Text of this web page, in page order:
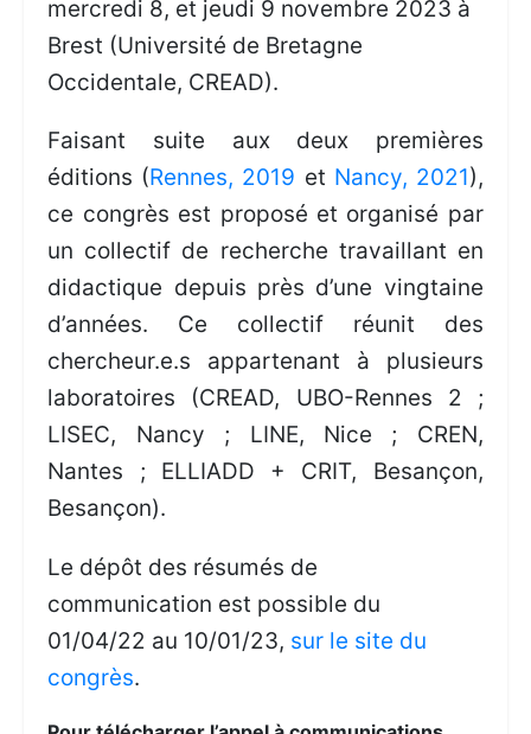
mercredi 8, et jeudi 9 novembre 2023 à
Brest (Université de Bretagne
Occidentale, CREAD).
Faisant suite aux deux premières
éditions (Rennes, 2019 et Nancy, 2021),
ce congrès est proposé et organisé par
un collectif de recherche travaillant en
didactique depuis près d’une vingtaine
d’années. Ce collectif réunit des
chercheur.e.s appartenant à plusieurs
laboratoires (CREAD, UBO-Rennes 2 ;
LISEC, Nancy ; LINE, Nice ; CREN,
Nantes ; ELLIADD + CRIT, Besançon,
Besançon).
Le dépôt des résumés de
communication est possible du
01/04/22 au 10/01/23, sur le site du
congrès.